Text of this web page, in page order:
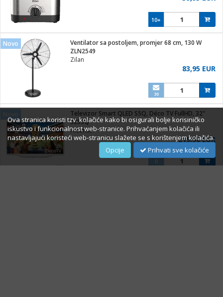
10+
Novo
Ventilator sa postoljem, promjer 68 cm, 130 W
ZLN2549
Zilan
83,95 EUR
30
Televizor Smart QLED S5Q, Déco TV FullHD, 32"
32S5Q
Hisense
219,90 EUR
0
Ova stranica koristi tzv. kolačiće kako bi osigurali bolje korisiničko
iskustvo i funkcionalnost web-stranice. Prihvaćanjem kolačića ili
nastavljajući koristeći web-stranicu slažete se s korištenjem kolačića.
Prihvati sve kolačiće
Opcije